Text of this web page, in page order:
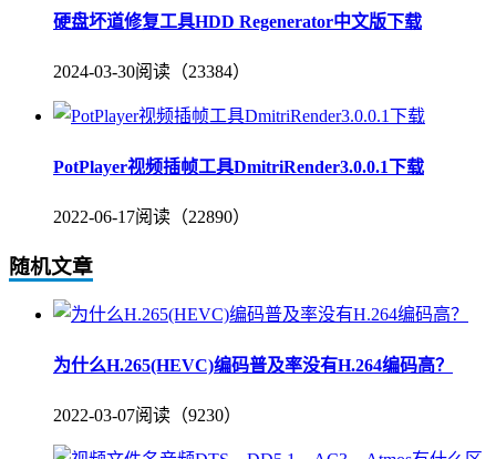
硬盘坏道修复工具HDD Regenerator中文版下载
2024-03-30阅读（23384）
PotPlayer视频插帧工具DmitriRender3.0.0.1下载
2022-06-17阅读（22890）
随机文章
为什么H.265(HEVC)编码普及率没有H.264编码高？
2022-03-07阅读（9230）